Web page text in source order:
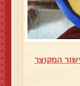
המקוצר